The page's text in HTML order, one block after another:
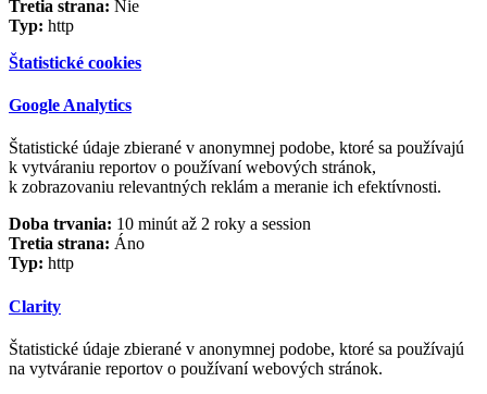
Tretia strana: Nie
Typ: http
Štatistické cookies
Google Analytics
Štatistické údaje zbierané v anonymnej podobe, ktoré sa používajú
k vytváraniu reportov o používaní webových stránok,
k zobrazovaniu relevantných reklám a meranie ich efektívnosti.
Doba trvania: 10 minút až 2 roky a session
Tretia strana: Áno
Typ: http
Clarity
Štatistické údaje zbierané v anonymnej podobe, ktoré sa používajú
na vytváranie reportov o používaní webových stránok.